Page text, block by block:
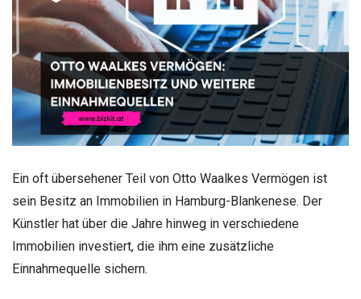
Ein oft übersehener Teil von Otto Waalkes Vermögen ist
sein Besitz an Immobilien in Hamburg-Blankenese. Der
Künstler hat über die Jahre hinweg in verschiedene
Immobilien investiert, die ihm eine zusätzliche
Einnahmequelle sichern.